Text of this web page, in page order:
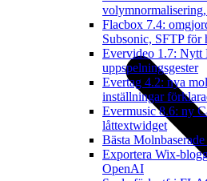
Flacbox 7.4:
Subsonic, SFTP för
Evervideo 1.7: Nytt
uppspelningsgester
Evertag 4.2: nya
inställningar
Evermusic 8.6: ny
låttextwidget
Bästa
Exportera Wix-
OpenAI